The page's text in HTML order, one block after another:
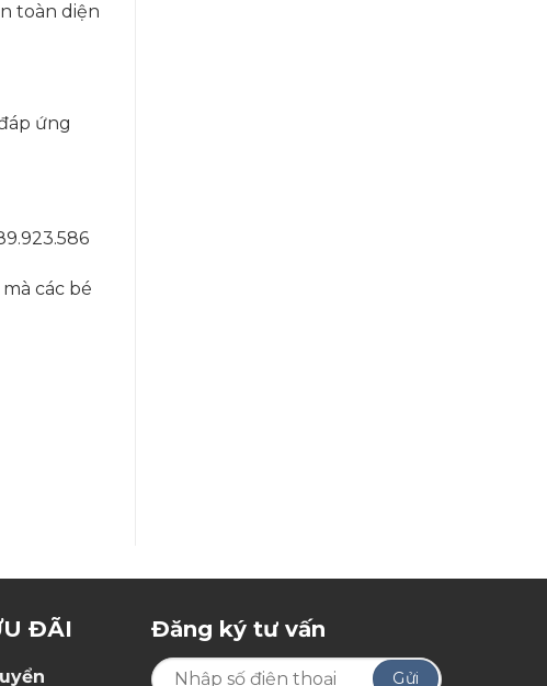
toàn diện
ứng
các bé
ĐÃI Đăng ký tư vấn